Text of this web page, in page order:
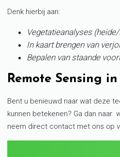
Denk hierbij aan:
Vegetatieanalyses
In kaart brengen van
Bepalen van staande
Remote Sensing
Bent u benieuwd naar wat deze
kunnen betekenen? Ga dan naar
neem direct contact met ons op